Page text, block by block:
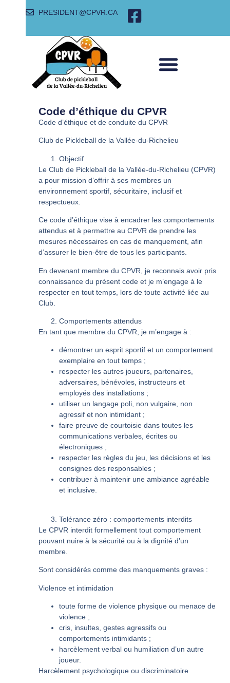
PRESIDENT@CPVR.CA
Code d’éthique du CPVR
Code d’éthique et de conduite du CPVR
Club de Pickleball de la Vallée-du-Richelieu
Objectif
Le Club de Pickleball de la Vallée-du-Richelieu (CPVR)
a pour mission d’offrir à ses membres un
environnement sportif, sécuritaire, inclusif et
respectueux.
Ce code d’éthique vise à encadrer les comportements
attendus et à permettre au CPVR de prendre les
mesures nécessaires en cas de manquement, afin
d’assurer le bien-être de tous les participants.
En devenant membre du CPVR, je reconnais avoir pris
connaissance du présent code et je m’engage à le
respecter en tout temps, lors de toute activité liée au
Club.
Comportements attendus
En tant que membre du CPVR, je m’engage à :
démontrer un esprit sportif et un comportement
exemplaire en tout temps ;
respecter les autres joueurs, partenaires,
adversaires, bénévoles, instructeurs et
employés des installations ;
utiliser un langage poli, non vulgaire, non
agressif et non intimidant ;
faire preuve de courtoisie dans toutes les
communications verbales, écrites ou
électroniques ;
respecter les règles du jeu, les décisions et les
consignes des responsables ;
contribuer à maintenir une ambiance agréable
et inclusive.
Tolérance zéro : comportements interdits
Le CPVR interdit formellement tout comportement
pouvant nuire à la sécurité ou à la dignité d’un
membre.
Sont considérés comme des manquements graves :
Violence et intimidation
toute forme de violence physique ou menace de
violence ;
cris, insultes, gestes agressifs ou
comportements intimidants ;
harcèlement verbal ou humiliation d’un autre
joueur.
Harcèlement psychologique ou discriminatoire